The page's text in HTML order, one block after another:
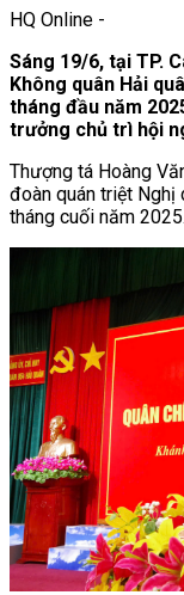
HQ Online -
Sáng 19/6, tại TP.
Không quân Hải
tháng đầu năm
trưởng chủ trì hội
Thượng tá Hoàng
đoàn quán triệt Nghị
tháng cuối năm 2025.